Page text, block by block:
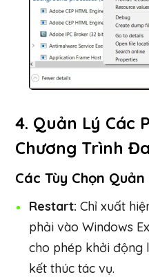
4. Quản Lý Các
Chương Trình
Các Tùy Chọn
Restart: Chỉ xuất
phải vào Windows
cho phép khởi động
kết thúc tác vụ.